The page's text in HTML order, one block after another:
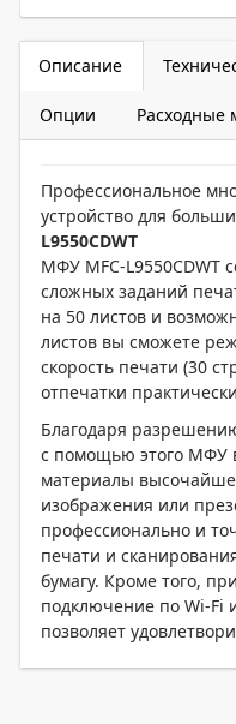
Описание
Опции Расходные
Профессиональное
устройство для
L9550CDWT
МФУ MFC-L9550CDWT
сложных заданий
на 50 листов и
листов вы сможете
скорость печати (30
отпечатки
Благодаря
с помощью этого МФУ
материалы
изображения или
профессионально и
печати и
бумагу. Кроме того,
подключение по Wi-Fi
позволяет